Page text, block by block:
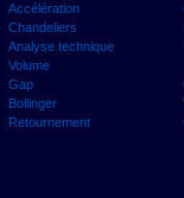
Accélération
Chandeliers
Analyse technique
Volume
Gap
Bollinger
Retournement